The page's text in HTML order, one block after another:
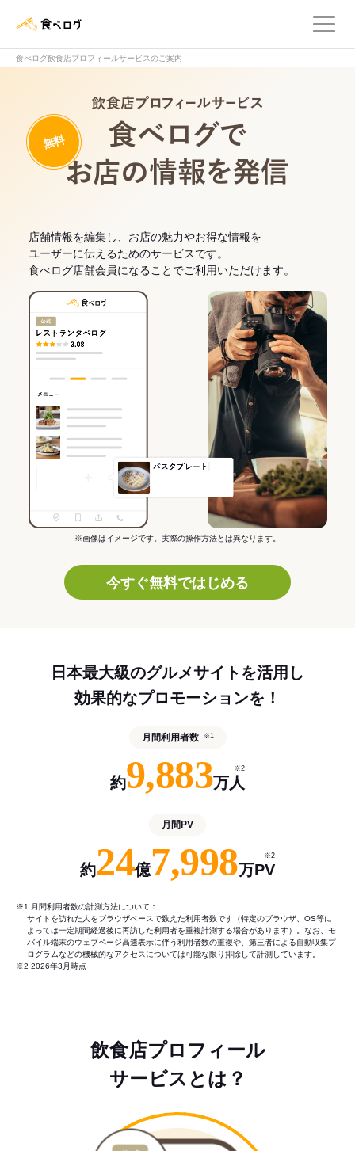
食べログ飲食店プロフィールサービスのご案内
無料
店舗情報を編集し、お店の魅力やお得な情報を
ユーザーに伝えるためのサービスです。
食べログ店舗会員になることでご利用いただけます。
※画像はイメージです。実際の操作方法とは異なります。
今すぐ無料ではじめる
日本最大級のグルメサイトを活用し
効果的なプロモーションを！
月間利用者数 ※1
約9,883万人
※2
月間PV
約24億7,998万PV
※2
※1 月間利用者数の計測方法について：
サイトを訪れた人をブラウザベースで数えた利用者数です（特定のブラウザ、OS等に
よっては一定期間経過後に再訪した利用者を重複計測する場合があります）。なお、モ
バイル端末のウェブページ高速表示に伴う利用者数の重複や、第三者による自動収集プ
ログラムなどの機械的なアクセスについては可能な限り排除して計測しています。
※2 2026年3月時点
飲食店プロフィール
サービスとは？